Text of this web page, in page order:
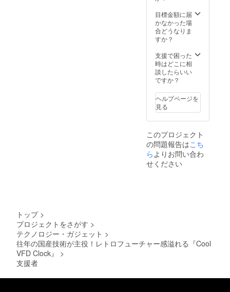
目標金額に届
かなかった場
合どうなりま
すか？
支援で困った
時はどこに相
談したらいい
ですか？
ヘルプページを
見る
このプロジェクト
の問題報告はこち
ら よりお問い合わ
せください
トップ >
プロジェクトをさがす >
テクノロジー・ガジェット >
往年の国産技術が主役！レトロフューチャー感溢れる『Cool
VFD Clock』
>
支援者